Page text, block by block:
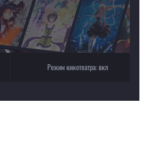
Режим кинотеатра:вкл